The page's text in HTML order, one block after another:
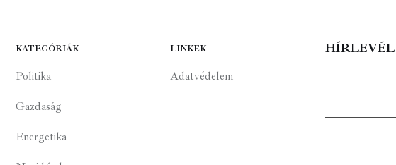
KATEGÓRIÁK
Politika
Gazdaság
Energetika
LINKEK
Adatvédelem
HÍRLEVÉL